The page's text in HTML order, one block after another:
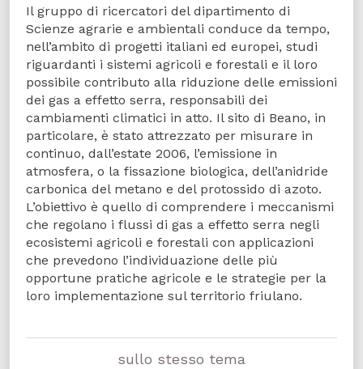
Il gruppo di ricercatori del dipartimento di
Scienze agrarie e ambientali conduce da tempo,
nell’ambito di progetti italiani ed europei, studi
riguardanti i sistemi agricoli e forestali e il loro
possibile contributo alla riduzione delle emissioni
dei gas a effetto serra, responsabili dei
cambiamenti climatici in atto. Il sito di Beano, in
particolare, è stato attrezzato per misurare in
continuo, dall’estate 2006, l’emissione in
atmosfera, o la fissazione biologica, dell’anidride
carbonica del metano e del protossido di azoto.
L’obiettivo è quello di comprendere i meccanismi
che regolano i flussi di gas a effetto serra negli
ecosistemi agricoli e forestali con applicazioni
che prevedono l’individuazione delle più
opportune pratiche agricole e le strategie per la
loro implementazione sul territorio friulano.
sullo stesso tema